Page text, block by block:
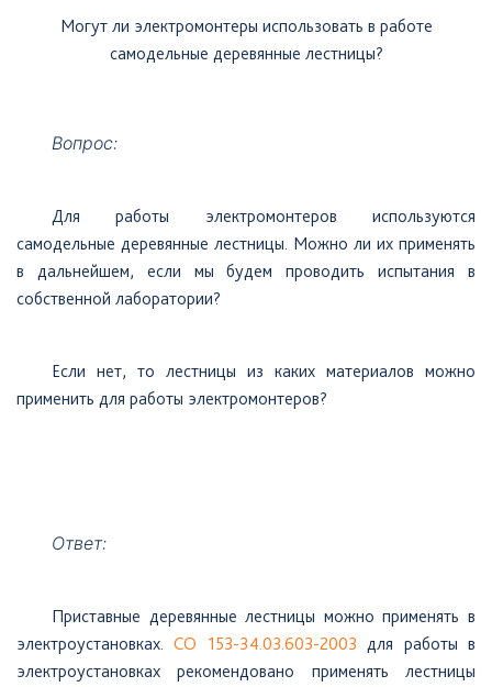
Могут ли электромонтеры использовать в работе
самодельные деревянные лестницы?
Вопрос:
Для
работы электромонтеров используются
самодельные деревянные лестницы. Можно ли их применять
в дальнейшем, если мы будем проводить испытания в
собственной лаборатории?
Если нет, то лестницы из каких материалов можно
применить для работы электромонтеров?
Ответ:
Приставные деревянные лестницы можно применять в
электроустановках.СО 153-34.03.603-2003 для работы в
электроустановках рекомендовано применять лестницы